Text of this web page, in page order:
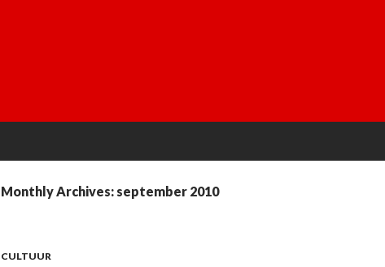
Monthly Archives: september 2010
CULTUUR